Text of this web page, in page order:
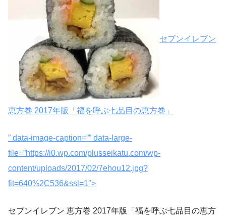
セブンイレブン
恵方巻 2017年版「福を呼ぶ七品目の恵方巻」
” data-image-caption=”” data-large-
file=”https://i0.wp.com/plusseikatu.com/wp-
content/uploads/2017/02/7ehou12.jpg?
fit=640%2C536&ssl=1″>
セブンイレブン 恵方巻 2017年版「福を呼ぶ七品目の恵方